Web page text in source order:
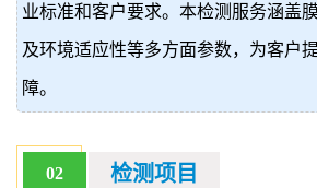
业标准和客户要求。本检测服务涵盖
及环境适应性等多方面参数，为客户
障。
02 检测项目